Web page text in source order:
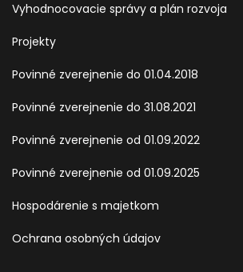
Vyhodnocovacie správy a plán rozvoja
Projekty
Povinné zverejnenie do 01.04.2018
Povinné zverejnenie do 31.08.2021
Povinné zverejnenie od 01.09.2022
Povinné zverejnenie od 01.09.2025
Hospodárenie s majetkom
Ochrana osobných údajov